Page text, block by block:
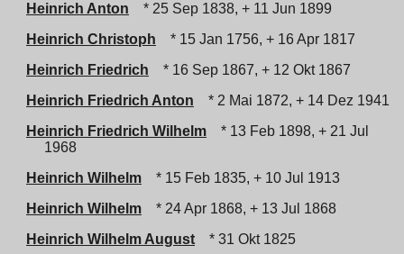
Heinrich Anton
* 25 Sep 1838, + 11 Jun 1899
Heinrich Christoph
* 15 Jan 1756, + 16 Apr 1817
Heinrich Friedrich
* 16 Sep 1867, + 12 Okt 1867
Heinrich Friedrich Anton
* 2 Mai 1872, + 14 Dez 1941
Heinrich Friedrich Wilhelm
* 13 Feb 1898, + 21 Jul
1968
Heinrich Wilhelm
* 15 Feb 1835, + 10 Jul 1913
Heinrich Wilhelm
* 24 Apr 1868, + 13 Jul 1868
Heinrich Wilhelm August
* 31 Okt 1825